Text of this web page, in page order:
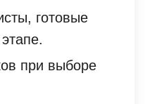
готовые
при выборе